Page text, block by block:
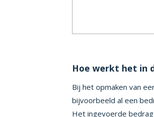
Hoe werkt het in
Bij het opmaken van
bijvoorbeeld al een
Het ingevoerde